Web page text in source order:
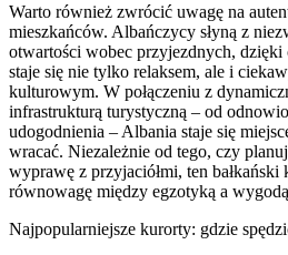
Warto również zwrócić uwagę na
mieszkańców. Albańczycy słyną z
otwartości wobec przyjezdnych,
staje się nie tylko relaksem, ale i
kulturowym. W połączeniu z
infrastrukturą turystyczną – od
udogodnienia – Albania staje się
wracać. Niezależnie od tego, czy
wyprawę z przyjaciółmi, ten bałkański
równowagę między egzotyką a
Najpopularniejsze kurorty: gdzie